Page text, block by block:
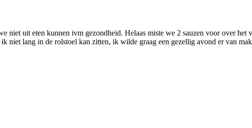
niet uit eten kunnen ivm gezondheid. Helaas miste we 2 sauzen voor over het
niet lang in de rolstoel kan zitten, ik wilde graag een gezellig avond er van